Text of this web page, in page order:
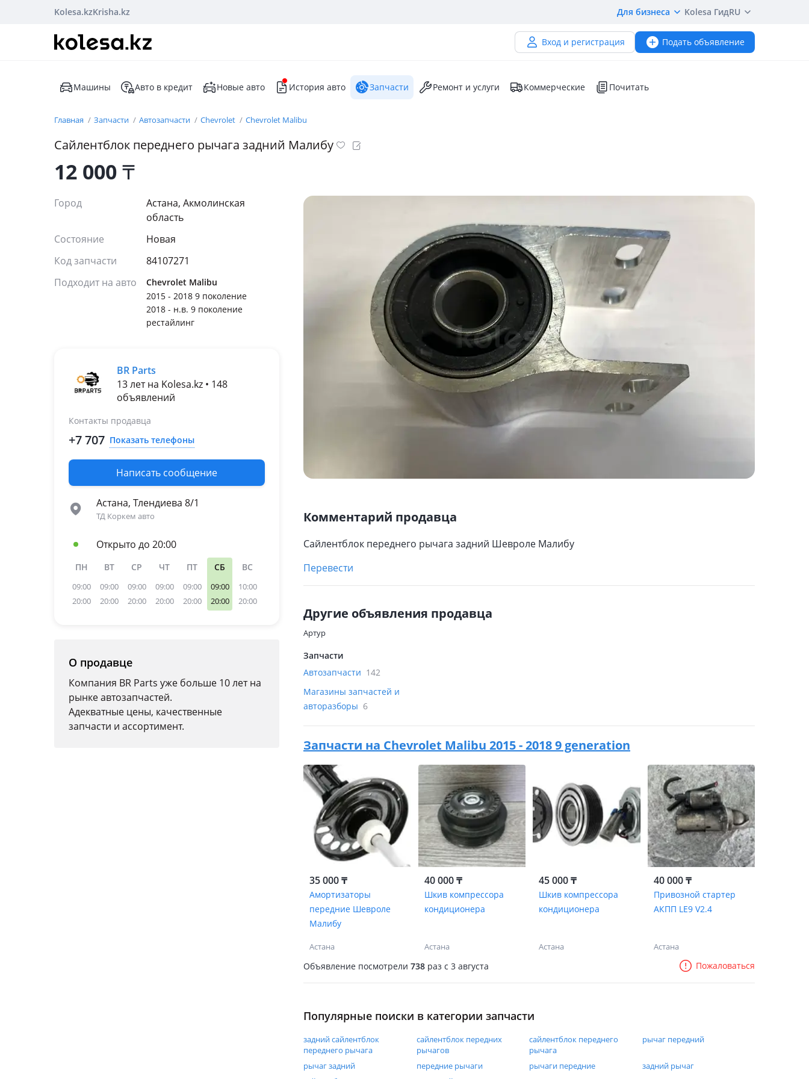
Kolesa.kzKrisha.kz Для бизнеса Kolesa ГидRU
Вход и регистрация Подать объявление
Машины Авто в кредит Новые авто История авто Запчасти Ремонт и услуги Коммерческие Почитать
Главная Запчасти Автозапчасти Chevrolet Chevrolet Malibu
Сайлентблок переднего рычага задний Малибу
12 000₸
Город
Астана, Акмолинская
область
Состояние
Новая
Код запчасти
84107271
Подходит на авто
Chevrolet Malibu
2015 - 2018 9 поколение
2018 - н.в. 9 поколение
рестайлинг
BR Parts
13 лет на Kolesa.kz • 148
объявлений
Контакты продавца
+7 707 Показать телефоны
Написать сообщение
Астана, Тлендиева 8/1
ТД Коркем авто
Открыто до 20:00
ПН
09:00
20:00
ВТ
09:00
20:00
СР
09:00
20:00
ЧТ
09:00
20:00
ПТ
09:00
20:00
СБ
09:00
20:00
ВС
10:00
20:00
О продавце
Компания BR Parts уже больше 10 лет на
рынке автозапчастей.
Адекватные цены, качественные
запчасти и ассортимент.
Комментарий продавца
Сайлентблок переднего рычага задний Шевроле Малибу
Перевести
Другие объявления продавца
Артур
Запчасти
Автозапчасти 142
Магазины запчастей и
авторазборы 6
Запчасти на Chevrolet Malibu 2015 - 2018 9 generation
35 000 ₸
Амортизаторы
передние Шевроле
Малибу
Астана
40 000 ₸
Шкив компрессора
кондиционера
Астана
45 000 ₸
Шкив компрессора
кондиционера
Астана
40 000 ₸
Привозной стартер
АКПП LE9 V2.4
Астана
Объявление посмотрели 738 раз c 3 августа Пожаловаться
Популярные поиски в категории запчасти
задний сайлентблок
переднего рычага
сайлентблок передних
рычагов
сайлентблок переднего
рычага
рычаг передний
рычаг задний передние рычаги рычаги передние
задний рычаг